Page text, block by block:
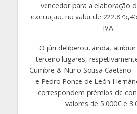
vencedor para a elaboração
execução, no valor de
IVA.
O júri deliberou, ainda,
terceiro lugares,
Cumbre & Nuno Sousa Caetano
e Pedro Ponce de León
correspondem prémios de
valores de 5.000€ e